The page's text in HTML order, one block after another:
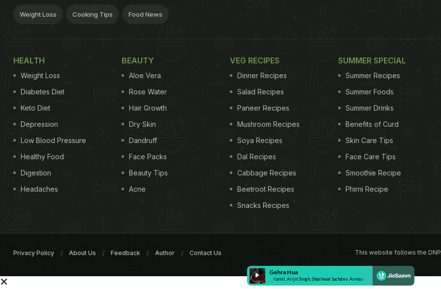
Weight Loss Cooking Tips Food News
HEALTH
Weight Loss
Diabetes Diet
Keto Diet
Depression
Low Blood Pressure
Healthy Food
Digestion
Headaches
BEAUTY
Aloe Vera
Rose Water
Hair Growth
Dry Skin
Dandruff
Face Packs
Beauty Tips
Acne
VEG RECIPES
Dinner Recipes
Salad Recipes
Paneer Recipes
Mushroom Recipes
Soya Recipes
Dal Recipes
Cabbage Recipes
Beetroot Recipes
Snacks Recipes
SUMMER SPECIAL
Summer Recipes
Summer Foods
Summer Drinks
Benefits of Curd
Skin Care Tips
Face Care Tips
Smoothie Recipe
Phirni Recipe
This website follows the
Privacy Policy About Us Feedback Author Contact Us